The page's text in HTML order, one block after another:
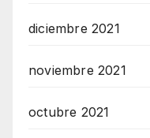
diciembre 2021
noviembre 2021
octubre 2021